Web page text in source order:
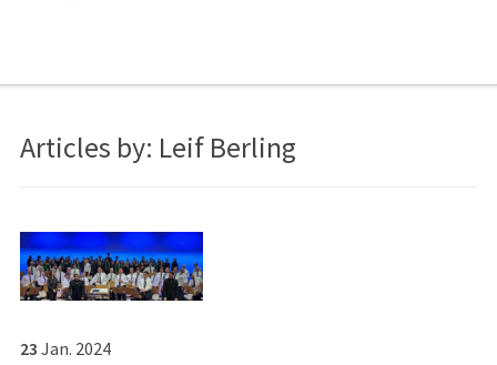
Articles by: Leif Berling
23 Jan. 2024